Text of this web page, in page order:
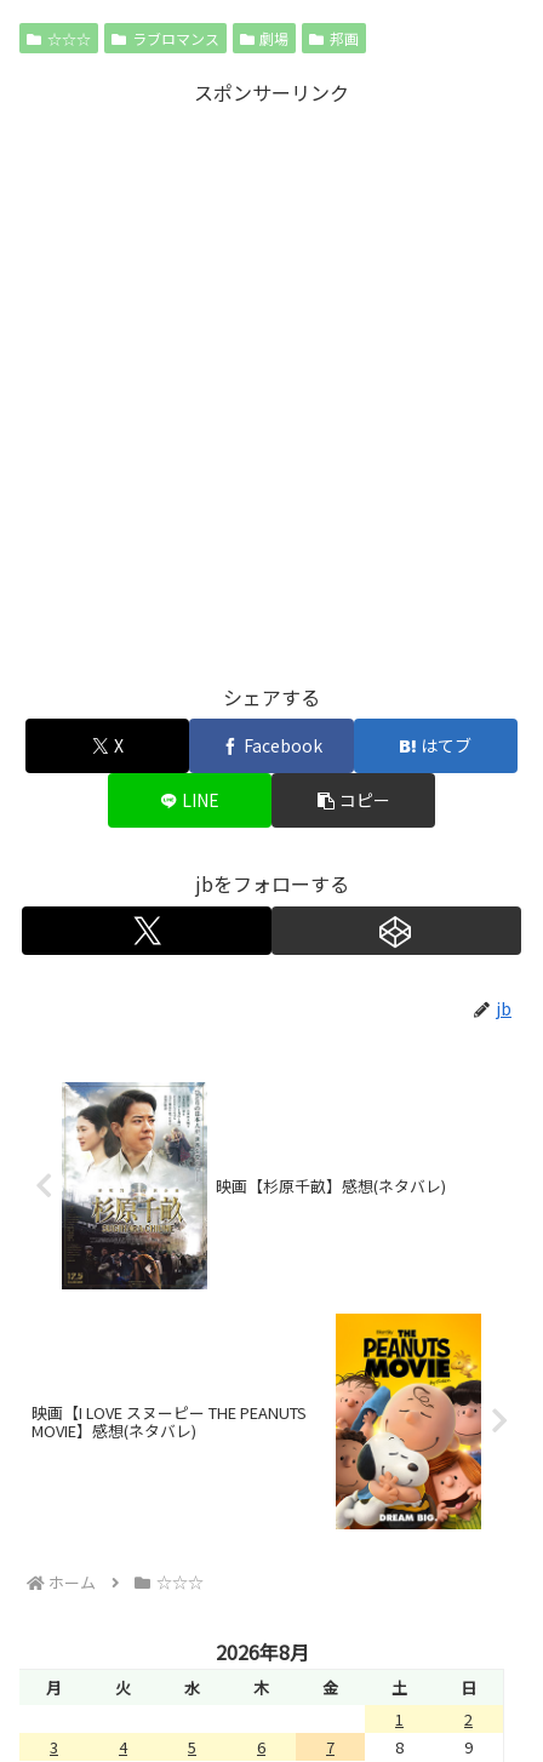
☆☆☆ ラブロマンス 劇場 邦画
スポンサーリンク
シェアする
X Facebook はてブ
LINE コピー
jbをフォローする
jb
映画【杉原千畝】感想(ネタバレ)
映画【I LOVE スヌーピー THE PEANUTS
MOVIE】感想(ネタバレ)
ホーム ☆☆☆
2026年8月
月 火 水 木 金 土
日
1
2
3
4 5 6 7 8 9